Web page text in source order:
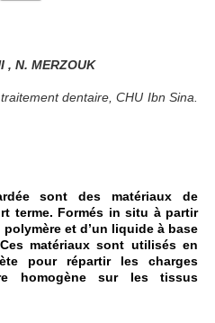
, N. MERZOUK
dentaire, CHU Ibn Sina.
sont des matériaux de
terme. Formés in situ à partir
et d’un liquide à base
matériaux sont utilisés en
pour répartir les charges
homogène sur les tissus